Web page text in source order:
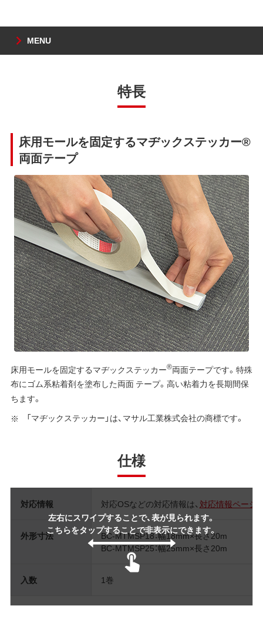
MENU
特長
床用モールを固定するマヂックステッカー®
両面テープ
床用モールを固定するマヂックステッカー®両面テープです。特殊
布にゴム系粘着剤を塗布した両面 テープ。高い粘着力を長期間保
ちます。
「マヂックステッカー」は、マサル工業株式会社の商標です。
仕様
左右にスワイプすることで、表が見られます。
こちらをタップすることで非表示にできます。
対応情報 対応OSなどの対応情報は、 対応情報ページ
外形寸法
BC-MTMSP18：幅18mm×長さ20m
BC-MTMSP25：幅25mm×長さ20m
入数 1巻